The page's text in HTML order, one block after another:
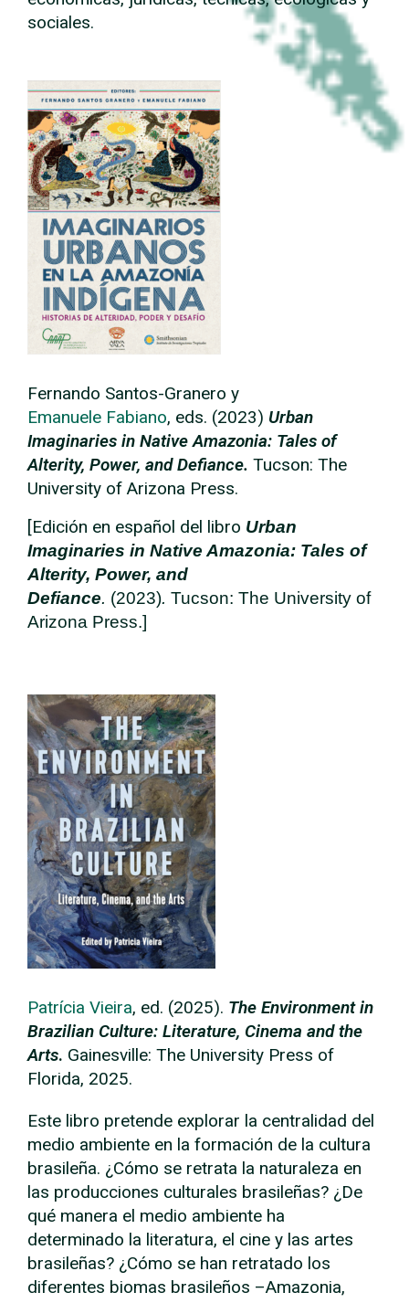
sociales.
Fernando Santos-Granero y
Emanuele Fabiano, eds. (2023) Urban
Imaginaries in Native Amazonia: Tales of
Alterity, Power, and Defiance. Tucson: The
University of Arizona Press.
[Edición en español del libro Urban
Imaginaries in Native Amazonia: Tales of
Alterity, Power, and
Defiance. (2023). Tucson: The University of
Arizona Press.]
Patrícia Vieira, ed. (2025). The Environment in
Brazilian Culture: Literature, Cinema and the
Arts. Gainesville: The University Press of
Florida, 2025.
Este libro pretende explorar la centralidad del
medio ambiente en la formación de la cultura
brasileña. ¿Cómo se retrata la naturaleza en
las producciones culturales brasileñas? ¿De
qué manera el medio ambiente ha
determinado la literatura, el cine y las artes
brasileñas? ¿Cómo se han retratado los
diferentes biomas brasileños –Amazonia,